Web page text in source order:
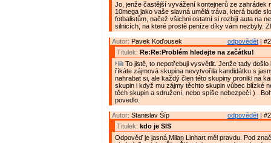
Jo, jenže častější vyvážení kontejnerů ze zahrádek
10mega jako vaše slavná umělá tráva, která bude
fotbalistům, načež všichni ostatní si rozbijí auta na
silnicích, na které prostě peníze díky vám nezbyly.
odpovědět |
Autor: Pavek Koďousek
Titulek: Re:Re:Problém hledejte na začátku!
To jistě, to nepotřebuji vysvětlit. Jenže tady
říkáte zájmová skupina nevytvořila kandidátku s
nahrabat si, ale každý člen této skupiny pronikl na
skupin i když mu zájmy těchto skupin vůbec blízké
těch skupin a sdružení, nebo spíše nebezpečí ) .
povedlo.
odpovědět |
Autor: Stanislav Šíp
Titulek: kdo je SIS
Odpověď je jasná Milan Linhart měl pravdu. Pod